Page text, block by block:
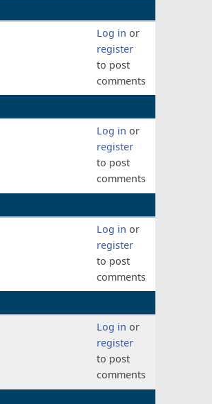
Log in or
register
to post
comments
Log in or
register
to post
comments
Log in or
register
to post
comments
Log in or
register
to post
comments